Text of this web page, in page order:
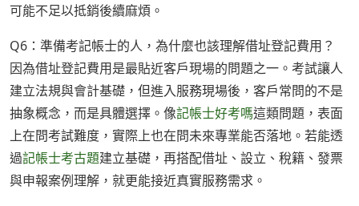
可能不足以抵銷後續麻煩。
Q6：準備考記帳士的人，為什麼也該理解借址登記費用？
因為借址登記費用是最貼近客戶現場的問題之一。考試讓人
建立法規與會計基礎，但進入服務現場後，客戶常問的不是
抽象概念，而是具體選擇。像記帳士好考嗎這類問題，表面
上在問考試難度，實際上也在問未來專業能否落地。若能透
過記帳士考古題建立基礎，再搭配借址、設立、稅籍、發票
與申報案例理解，就更能接近真實服務需求。